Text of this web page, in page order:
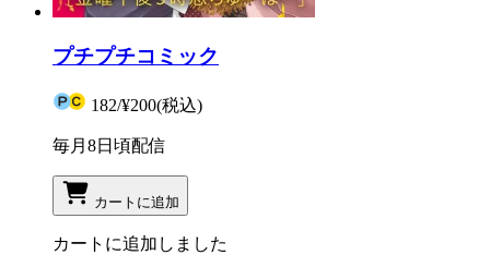
プチプチコミック
182/¥200(税込)
毎月8日頃配信
カートに追加
カートに追加しました